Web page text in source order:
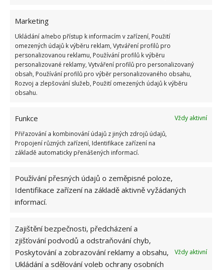
Marketing
Ukládání a/nebo přístup k informacím v zařízení, Použití
omezených údajů k výběru reklam, Vytváření profilů pro
personalizovanou reklamu, Používání profilů k výběru
personalizované reklamy, Vytváření profilů pro personalizovaný
obsah, Používání profilů pro výběr personalizovaného obsahu,
Rozvoj a zlepšování služeb, Použití omezených údajů k výběru
obsahu.
Funkce
Vždy aktivní
Přiřazování a kombinování údajů z jiných zdrojů údajů,
Propojení různých zařízení, Identifikace zařízení na
základě automaticky přenášených informací.
Používání přesných údajů o zeměpisné poloze,
Identifikace zařízení na základě aktivně vyžádaných
informací.
Zajištění bezpečnosti, předcházení a
zjišťování podvodů a odstraňování chyb,
Poskytování a zobrazování reklamy a obsahu,
Ukládání a sdělování voleb ochrany osobních
Vždy aktivní
Smakosze
KREATIVNÍ TVOŘENÍ SLEPICE
VELIKONOČNÍ DEKORACE